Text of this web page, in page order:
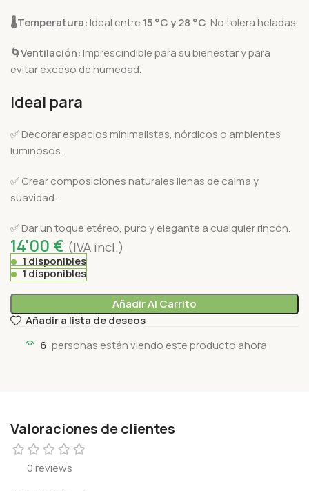
🌡️Temperatura: Ideal entre 15 °C y 28 °C. No tolera heladas.
🌀Ventilación: Imprescindible para su bienestar y para
evitar exceso de humedad.
Ideal para
✅ Decorar espacios minimalistas, nórdicos o ambientes
luminosos.
✅ Crear composiciones naturales llenas de calma y
suavidad.
✅ Dar un toque etéreo, puro y elegante a cualquier rincón.
14'00 € (IVA incl.)
1 disponibles
1 disponibles
Añadir Al Carrito
Añadir a lista de deseos
6 personas están viendo este producto ahora
Valoraciones de clientes
0 reviews